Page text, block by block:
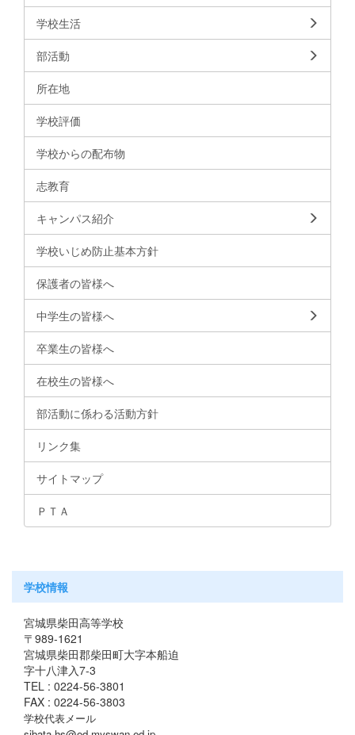
学校生活
部活動
所在地
学校評価
学校からの配布物
志教育
キャンパス紹介
学校いじめ防止基本方針
保護者の皆様へ
中学生の皆様へ
卒業生の皆様へ
在校生の皆様へ
部活動に係わる活動方針
リンク集
サイトマップ
ＰＴＡ
学校情報
宮城県柴田高等学校
〒989-1621
宮城県柴田郡柴田町大字本船迫
字十八津入7-3
TEL : 0224-56-3801
FAX : 0224-56-3803
学校代表メール